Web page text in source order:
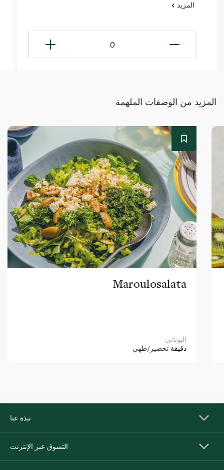
المزيد
0
المزيد من الوصفات الملهمة
Maroulosalata
اليوناني
دقيقة تحضير/طهي
نبذة عنا
التسوق عبر الإنترنت